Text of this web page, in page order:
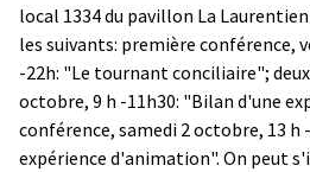
local 1334 du pavillon La
les suivants: première conférence,
-22h: "Le tournant conciliaire";
octobre, 9 h -11h30: "Bilan d'une
conférence, samedi 2 octobre, 13 h
expérience d'animation". On peut